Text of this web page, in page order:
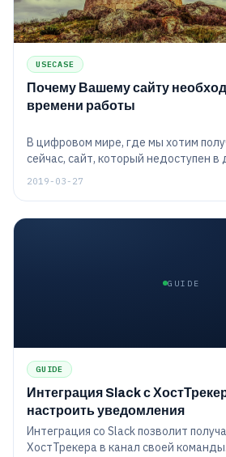
USECASE
Почему Вашему сайту
времени работы
В цифровом мире, где мы хотим
сейчас, сайт, который недоступен
это сайт, к которому мы, скорее
посетителей к Вашим конкурентам.
2019-03-27
GUIDE
GUIDE
Интеграция Slack с
настроить уведомления
Интеграция со Slack позволит
ХостТрекера в канал своей команды.